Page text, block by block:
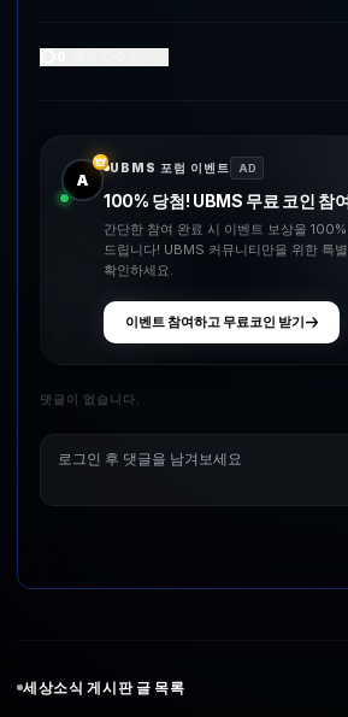
A
UBMS 포럼 이벤트 AD
100% 당첨! UBMS 무료 코인 참
간단한 참여 완료 시 이벤트 보상을
드립니다! UBMS 커뮤니티만을 위한 특
확인하세요.
이벤트 참여하고 무료코인 받기
댓글이 없습니다.
세상소식 게시판 글 목록